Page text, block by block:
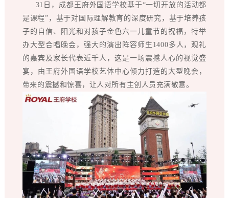
31日，成都王府外国语学校基于“一切开放的活动都
是课程”，基于对国际理解教育的深度研究，基于培养孩
子的自信、阳光和对孩子金色六一儿童节的祝福，特举
办大型合唱晚会，强大的演出阵容师生1400多人，观礼
的嘉宾及家长代表近千人，这是一场震撼人心的视觉盛
宴，由王府外国语学校艺体中心倾力打造的大型晚会，
带来的震撼和惊喜，让人对所有主创人员充满敬意。